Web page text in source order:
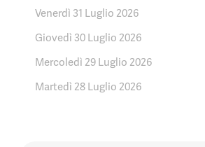
Venerdì 31 Luglio 2026
Giovedì 30 Luglio 2026
Mercoledì 29 Luglio 2026
Martedì 28 Luglio 2026